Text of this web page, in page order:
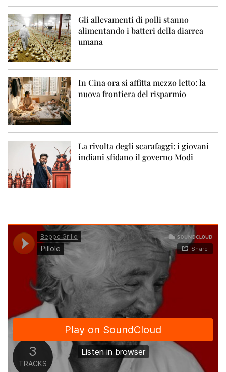
Gli allevamenti di polli stanno
alimentando i batteri della diarrea
umana
In Cina ora si affitta mezzo letto: la
nuova frontiera del risparmio
La rivolta degli scarafaggi: i giovani
indiani sfidano il governo Modi